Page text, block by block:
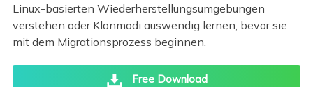
Linux-basierten Wiederherstellungsumgebungen
verstehen oder Klonmodi auswendig lernen, bevor sie
mit dem Migrationsprozess beginnen.
Free Download